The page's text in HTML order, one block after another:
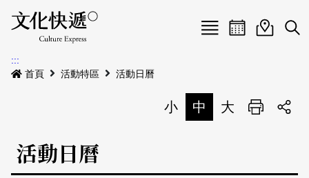
Menu
最新公告
本期專題
活動特區
活動日曆活動地圖
展
:::
首頁
活動特區 活動日曆
小 中 大 列印
活動日曆